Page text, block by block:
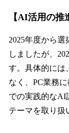
【AI活用の
2025年度から
しましたが、
す。具体的には
なく、PC業務
での実践的なAI
テーマを取り扱